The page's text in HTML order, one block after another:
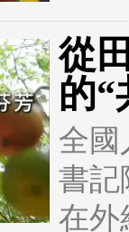
從
的“
全國
書記
在外